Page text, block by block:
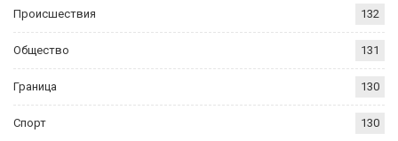
Происшествия 132
Общество 131
Граница 130
Спорт 130